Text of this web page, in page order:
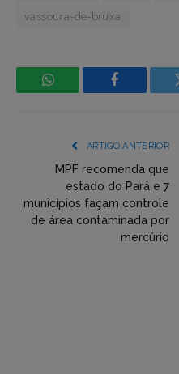
vassoura-de-bruxa
WhatsApp Facebook
ARTIGO ANTERIOR
MPF recomenda que
estado do Pará e 7
municípios façam controle
de área contaminada por
mercúrio